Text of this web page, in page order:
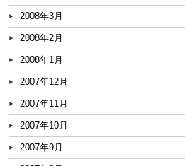
2008年3月
2008年2月
2008年1月
2007年12月
2007年11月
2007年10月
2007年9月